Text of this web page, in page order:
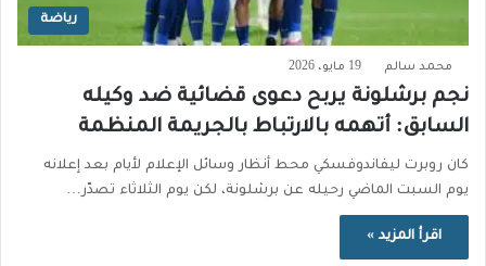
رياضة
محمد سالم 19 مايو، 2026
نجم برشلونة يربح دعوى قضائية ضد وكيله
السابق: أتهمه بالارتباط بالجريمة المنظمة
كان روبرت ليفاندوفسكي محط أنظار وسائل الإعلام لأيام بعد إعلانه
يوم السبت الماضي رحيله عن برشلونة، لكن يوم الثلاثاء تصدّر…
اقرأ المزيد »